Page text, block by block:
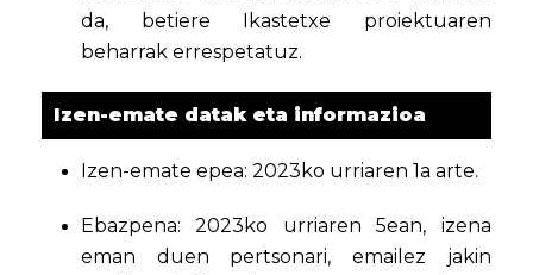
da, betiere Ikastetxe proiektuaren
beharrak errespetatuz.
Izen-emate datak eta informazioa
Izen-emate epea: 2023ko urriaren 1a arte.
Ebazpena: 2023ko urriaren 5ean, izena
eman duen pertsonari, emailez jakin